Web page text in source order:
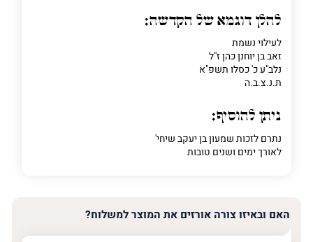
להלן דוגמא של הקדשה:
לעילוי נשמת
זאב בן יוחנן כהן ז"ל
נלב"ע כ' כסלו תשפ"א
ת.נ.צ.ב.ה
ניתן להוסיף:
נתרם לזכות שמעון בן יעקב שיחי'
לאורך ימים ושנים טובות
האם ובאיזו צורה אורזים את המוצר למשלוח?